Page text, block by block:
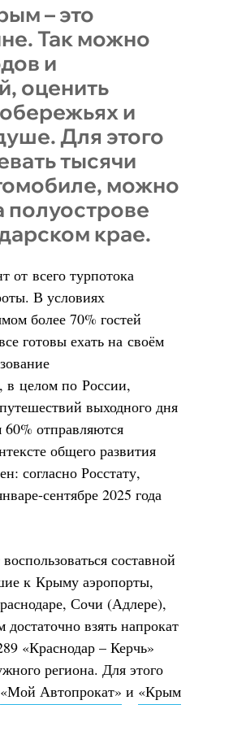
– это
Так можно
и
оценить
и
Для этого
тысячи
можно
полуострове
крае.
от всего турпотока
В условиях
более 70% гостей
готовы ехать на своём
в целом по России,
выходного дня
отправляются
общего развития
согласно Росстату,
сентябре 2025 года
составной
к Крыму аэропорты,
Сочи (Адлере),
взять напрокат
«Краснодар – Керчь»
региона. Для этого
«Мой Автопрокат» и «Крым